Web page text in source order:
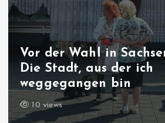
Vor der Wahl in
Die Stadt, aus der ich
weggegangen bin
10 views